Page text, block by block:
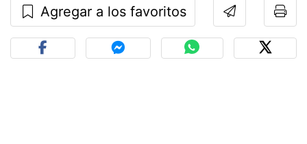
Agregar a los favoritos